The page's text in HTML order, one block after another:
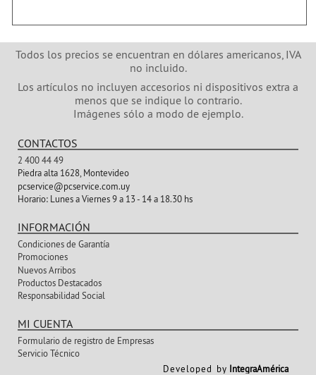
Todos los precios se encuentran en dólares americanos, IVA
no incluido.
Los artículos no incluyen accesorios ni dispositivos extra a
menos que se indique lo contrario.
Imágenes sólo a modo de ejemplo.
CONTACTOS
2 400 44 49
Piedra alta 1628, Montevideo
pcservice@pcservice.com.uy
Horario:Lunes a Viernes 9 a 13 - 14 a 18.30 hs
INFORMACIÓN
Condiciones de Garantía
Promociones
Nuevos Arribos
Productos Destacados
Responsabilidad Social
MI CUENTA
Formulario de registro de Empresas
Servicio Técnico
Developed by IntegraAmérica